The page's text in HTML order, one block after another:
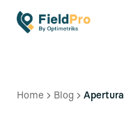
Home Blog